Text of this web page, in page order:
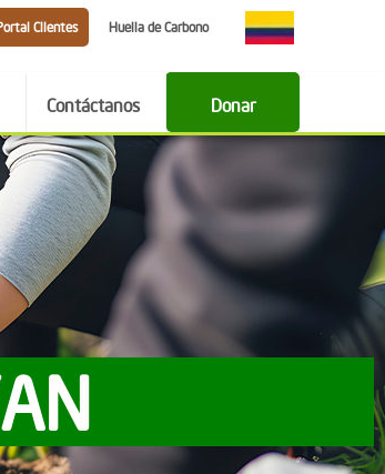
Clientes Huella de Carbono
Contáctanos Donar